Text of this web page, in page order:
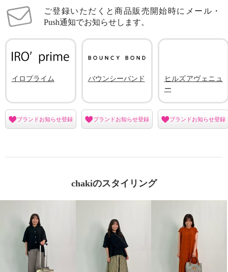
ご登録いただくと商品販売開始時にメール・
Push通知でお知らせします。
イロプライム
ブランドお知らせ登録
バウンシーバンド
ブランドお知らせ登録
ヒルズアヴェニュ
ー
ブランドお知らせ登録
chakiのスタイリング